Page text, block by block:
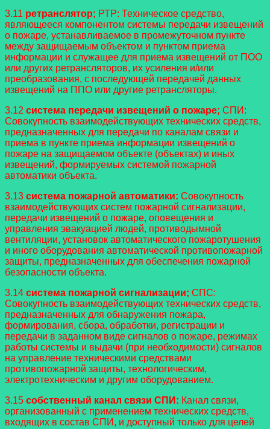
3.11 ретранслятор; РТР: Техническое средство,
являющееся компонентом системы передачи извещений
о пожаре, устанавливаемое в промежуточном пункте
между защищаемым объектом и пунктом приема
информации и служащее для приема извещений от ПОО
или других ретрансляторов, их усиления и/или
преобразования, с последующей передачей данных
извещений на ППО или другие ретрансляторы.
3.12 система передачи извещений о пожаре; СПИ:
Совокупность взаимодействующих технических средств,
предназначенных для передачи по каналам связи и
приема в пункте приема информации извещений о
пожаре на защищаемом объекте (объектах) и иных
извещений, формируемых системой пожарной
автоматики объекта.
3.13 система пожарной автоматики: Совокупность
взаимодействующих систем пожарной сигнализации,
передачи извещений о пожаре, оповещения и
управления эвакуацией людей, противодымной
вентиляции, установок автоматического пожаротушения
и иного оборудования автоматической противопожарной
защиты, предназначенных для обеспечения пожарной
безопасности объекта.
3.14 система пожарной сигнализации; СПС:
Совокупность взаимодействующих технических средств,
предназначенных для обнаружения пожара,
формирования, сбора, обработки, регистрации и
передачи в заданном виде сигналов о пожаре, режимах
работы системы и выдачи (при необходимости) сигналов
на управление техническими средствами
противопожарной защиты, технологическим,
электротехническим и другим оборудованием.
3.15 собственный канал связи СПИ: Канал связи,
организованный с применением технических средств,
входящих в состав СПИ, и доступный только для целей